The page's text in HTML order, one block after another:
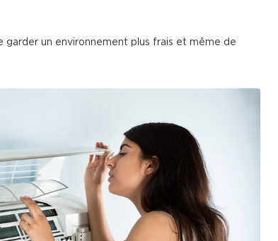
un environnement plus frais et même de